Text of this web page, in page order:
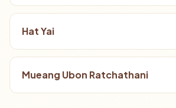
Hat Yai
Mueang Ubon Ratchathani